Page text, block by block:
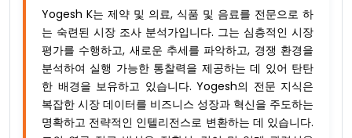
Yogesh K는 제약 및 의료, 식품 및 음료를 전문으로 하
는 숙련된 시장 조사 분석가입니다. 그는 심층적인 시장
평가를 수행하고, 새로운 추세를 파악하고, 경쟁 환경을
분석하여 실행 가능한 통찰력을 제공하는 데 있어 탄탄
한 배경을 보유하고 있습니다. Yogesh의 전문 지식은
복잡한 시장 데이터를 비즈니스 성장과 혁신을 주도하는
명확하고 전략적인 인텔리전스로 변환하는 데 있습니다.